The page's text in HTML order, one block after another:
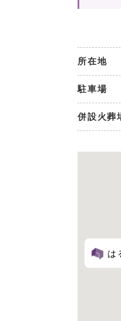
所在地
駐車場
併設火葬
は